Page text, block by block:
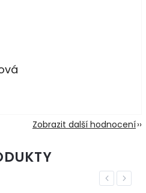
Zobrazit další hodnocení
Previous
Next